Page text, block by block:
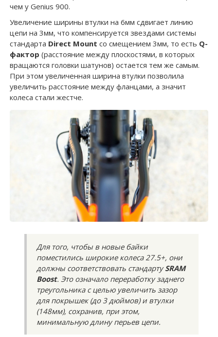
чем у Genius 900.
Увеличение ширины втулки на 6мм сдвигает линию
цепи на 3мм, что компенсируется звездами системы
стандарта Direct Mount со смещением 3мм, то есть Q-
фактор (расстояние между плоскостями, в которых
вращаются головки шатунов) остается тем же самым.
При этом увеличенная ширина втулки позволила
увеличить расстояние между фланцами, а значит
колеса стали жестче.
Для того, чтобы в новые байки
поместились широкие колеса 27.5+, они
должны соответствовать стандартуSRAM
Boost. Это означало переработку заднего
треугольника с целью увеличить зазор
для покрышек (до 3 дюймов) и втулки
(148мм), сохранив, при этом,
минимальную длину перьев цепи.